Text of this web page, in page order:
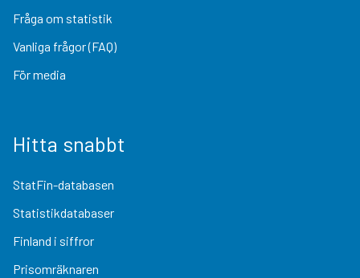
Fråga om statistik
Vanliga frågor (FAQ)
För media
Hitta snabbt
StatFin-databasen
Statistikdatabaser
Finland i siffror
Prisomräknaren